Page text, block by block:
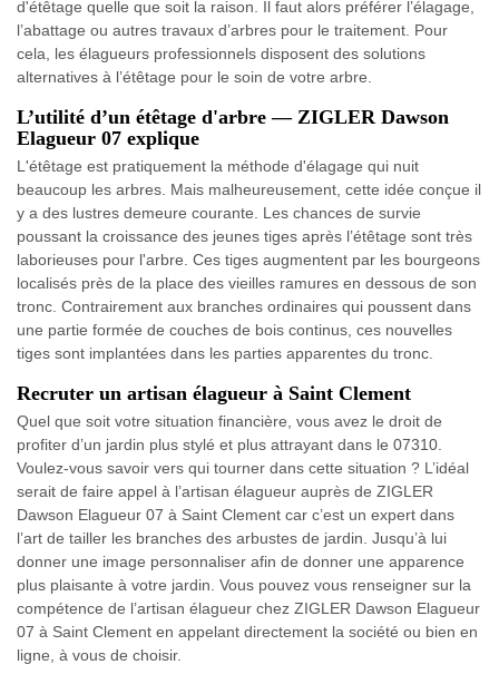
d'étêtage quelle que soit la raison. Il faut alors préférer l’élagage,
l’abattage ou autres travaux d’arbres pour le traitement. Pour
cela, les élagueurs professionnels disposent des solutions
alternatives à l’étêtage pour le soin de votre arbre.
L’utilité d’un étêtage d'arbre — ZIGLER Dawson
Elagueur 07 explique
L'étêtage est pratiquement la méthode d'élagage qui nuit
beaucoup les arbres. Mais malheureusement, cette idée conçue il
y a des lustres demeure courante. Les chances de survie
poussant la croissance des jeunes tiges après l’étêtage sont très
laborieuses pour l'arbre. Ces tiges augmentent par les bourgeons
localisés près de la place des vieilles ramures en dessous de son
tronc. Contrairement aux branches ordinaires qui poussent dans
une partie formée de couches de bois continus, ces nouvelles
tiges sont implantées dans les parties apparentes du tronc.
Recruter un artisan élagueur à Saint Clement
Quel que soit votre situation financière, vous avez le droit de
profiter d’un jardin plus stylé et plus attrayant dans le 07310.
Voulez-vous savoir vers qui tourner dans cette situation ? L’idéal
serait de faire appel à l’artisan élagueur auprès de ZIGLER
Dawson Elagueur 07 à Saint Clement car c’est un expert dans
l’art de tailler les branches des arbustes de jardin. Jusqu’à lui
donner une image personnaliser afin de donner une apparence
plus plaisante à votre jardin. Vous pouvez vous renseigner sur la
compétence de l’artisan élagueur chez ZIGLER Dawson Elagueur
07 à Saint Clement en appelant directement la société ou bien en
ligne, à vous de choisir.